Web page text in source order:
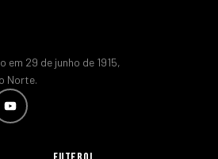
em 29 de junho de 1915,
Norte.